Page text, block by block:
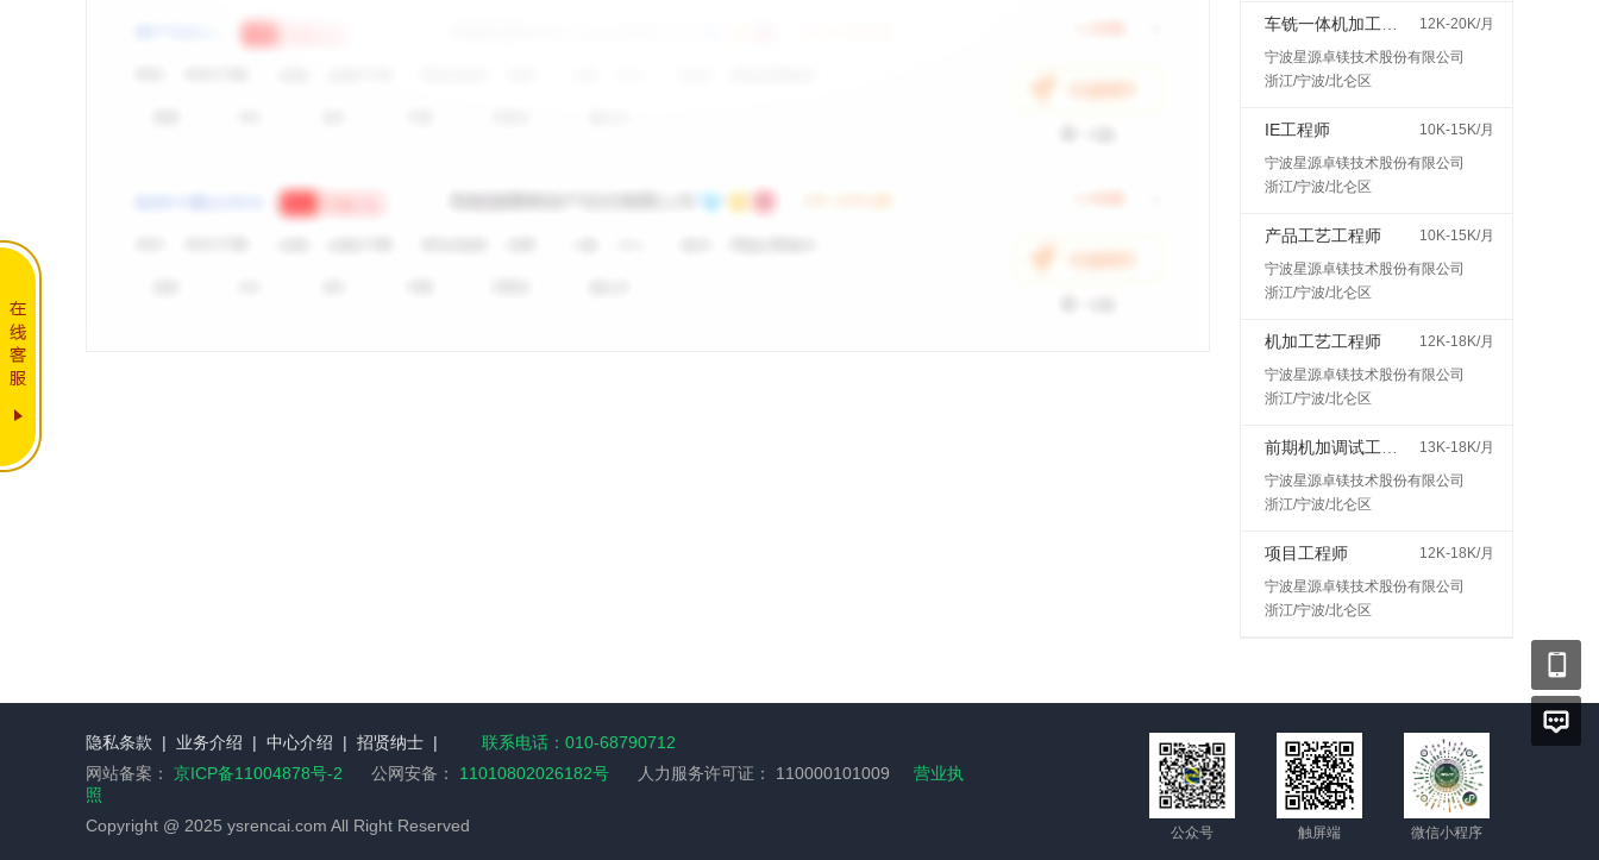
12K-20K/月
宁波星源卓镁技术股份有限公司
浙江/宁波/北仑区
IE工程师
10K-15K/月
宁波星源卓镁技术股份有限公司
浙江/宁波/北仑区
产品工艺工程师
10K-15K/月
宁波星源卓镁技术股份有限公司
浙江/宁波/北仑区
机加工艺工程师
12K-18K/月
宁波星源卓镁技术股份有限公司
浙江/宁波/北仑区
13K-18K/月
宁波星源卓镁技术股份有限公司
浙江/宁波/北仑区
项目工程师
12K-18K/月
宁波星源卓镁技术股份有限公司
浙江/宁波/北仑区
隐私条款 | 业务介绍 | 中心介绍 | 招贤纳士 |
联系电话：010-68790712
网站备案： 京ICP备11004878号-2 公网安备： 11010802026182号 人力服务许可证： 110000101009
营业执
照
Copyright @ 2025 ysrencai.com All Right Reserved
公众号 触屏端 微信小程序